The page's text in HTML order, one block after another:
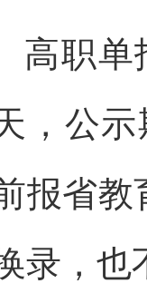
高职单
，公
报省教
录，也